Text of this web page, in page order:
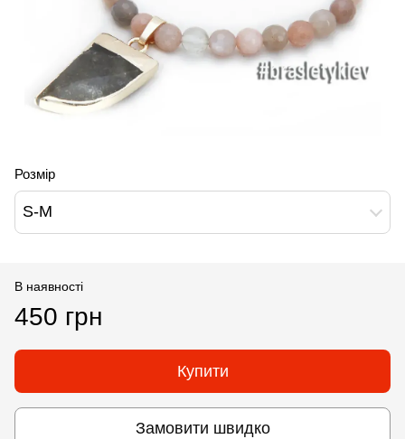
Розмір
S-M
В наявності
450 грн
Купити
Замовити швидко